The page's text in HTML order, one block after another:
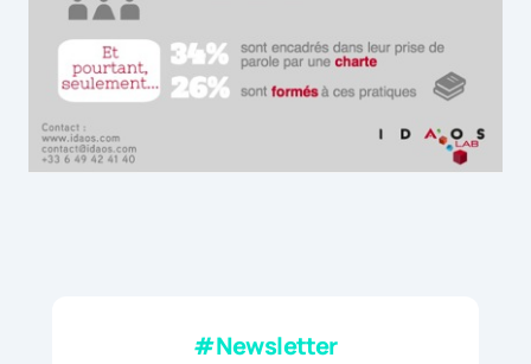
#Newsletter